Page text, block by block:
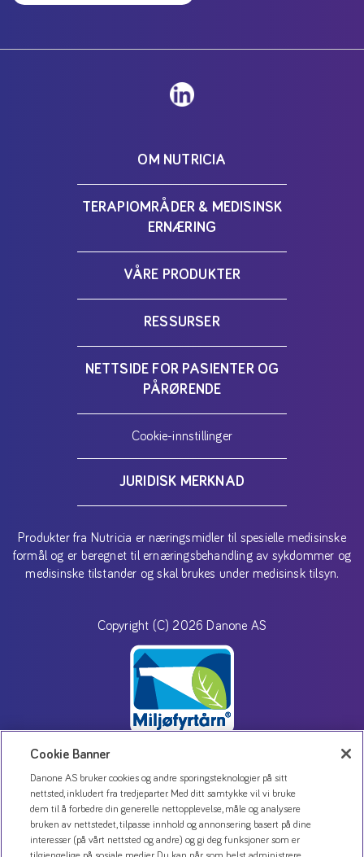
OM NUTRICIA
TERAPIOMRÅDER & MEDISINSK
ERNÆRING
VÅRE PRODUKTER
RESSURSER
NETTSIDE FOR PASIENTER OG
PÅRØRENDE
Cookie-innstillinger
JURIDISK MERKNAD
Produkter fra Nutricia er næringsmidler til spesielle medisinske
formål og er beregnet til ernæringsbehandling av sykdommer og
medisinske tilstander og skal brukes under medisinsk tilsyn.
Copyright (C) 2026 Danone AS
Kontakt oss
Personvernerklæring
Bruk av informasjonskapsler
Cookie Banner
Danone AS bruker cookies og andre sporingsteknologier på sitt
nettsted, inkludert fra tredjeparter. Med ditt samtykke vil vi bruke
dem til å forbedre din generelle nettopplevelse, måle og analysere
bruken av nettstedet, tilpasse innhold og annonsering basert på dine
interesser (på vårt nettsted og andre) og gi deg funksjoner som er